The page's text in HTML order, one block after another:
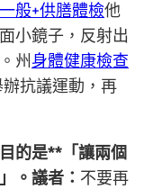
一般+供膳體檢他
小鏡子，反射出
州 身體健康檢查
抗議運動，再
的是**「讓兩個
。議者： 不要再